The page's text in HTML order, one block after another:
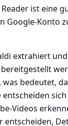
ist eine
Google-Konto
extrahiert
bereitgestellt
bedeutet,
entscheiden
Videos